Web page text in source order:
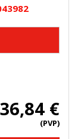
36,84 €
(PVP)